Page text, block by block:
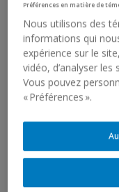
Préférences en matière de
Nous utilisons des
informations qui
expérience sur le
vidéo, d’analyser
Vous pouvez
« Préférences ».